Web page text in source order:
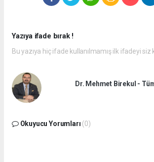
Yazıya ifade bırak !
Bu yazıya hiç ifade kullanılmamış ilk ifadeyi siz
Dr. Mehmet Birekul -
Okuyucu Yorumları (0)